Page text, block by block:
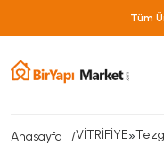
Tüm
Anasayfa VİTRİFİYE»